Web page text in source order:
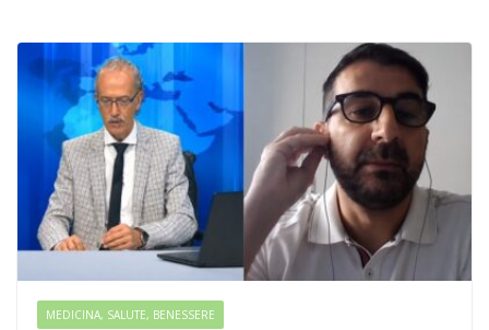
MEDICINA, SALUTE, BENESSERE